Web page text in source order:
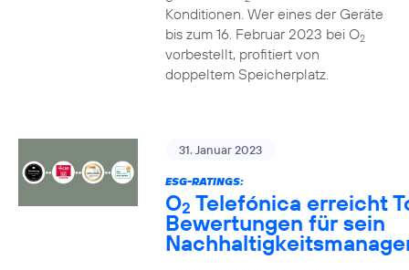
Konditionen. Wer eines der Geräte
bis zum 16. Februar 2023 bei O2
vorbestellt, profitiert von
doppeltem Speicherplatz.
31. Januar 2023
ESG-RATINGS:
O2 Telefónica erreicht
Bewertungen für sein